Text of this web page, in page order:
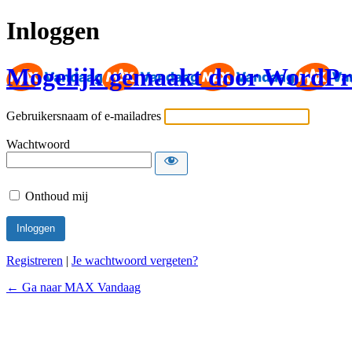
Inloggen
Mogelijk gemaakt door
Gebruikersnaam of e-mailadres
Wachtwoord
Onthoud mij
Registreren | Je wachtwoord vergeten?
← Ga naar MAX Vandaag